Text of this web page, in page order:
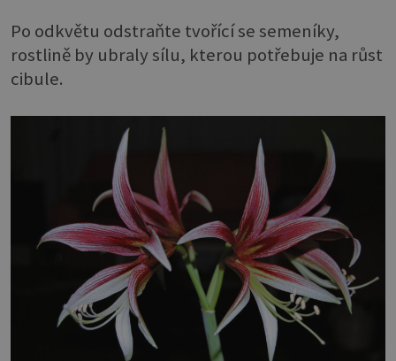
Po odkvětu odstraňte tvořící se semeníky,
rostlině by ubraly sílu, kterou potřebuje na růst
cibule.